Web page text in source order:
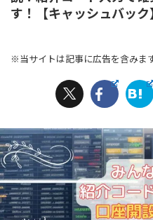
す！【キャッシュバック】
※当サイトは記事に広告を含みます